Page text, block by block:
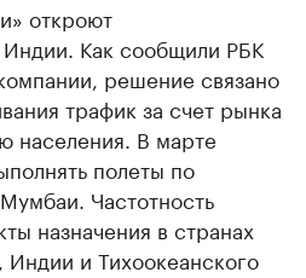
откроют
Индии. Как сообщили РБК
решение связано
трафик за счет рынка
населения. В марте
полеты по
Частотность
назначения в странах
и Тихоокеанского